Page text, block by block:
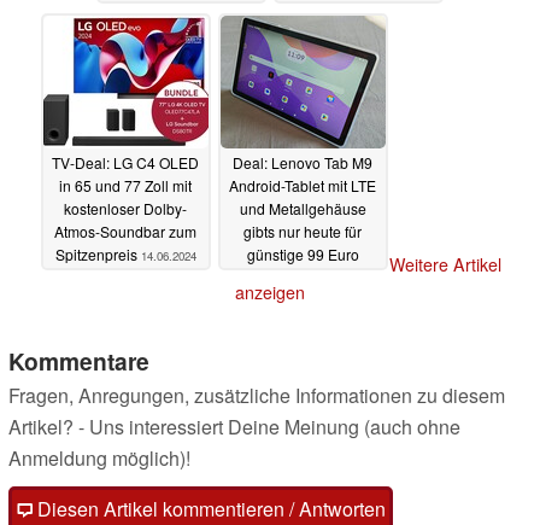
14.06.2024
TV-Deal: LG C4 OLED
in 65 und 77 Zoll mit
kostenloser Dolby-
Atmos-Soundbar zum
Spitzenpreis 14.06.2024
Deal: Lenovo Tab M9
Android-Tablet mit LTE
und Metallgehäuse
gibts nur heute für
günstige 99 Euro
Weitere Artikel
anzeigen
Kommentare
Fragen, Anregungen, zusätzliche Informationen zu diesem
Artikel? - Uns interessiert Deine Meinung (auch ohne
Anmeldung möglich)!
Diesen Artikel kommentieren / Antworten